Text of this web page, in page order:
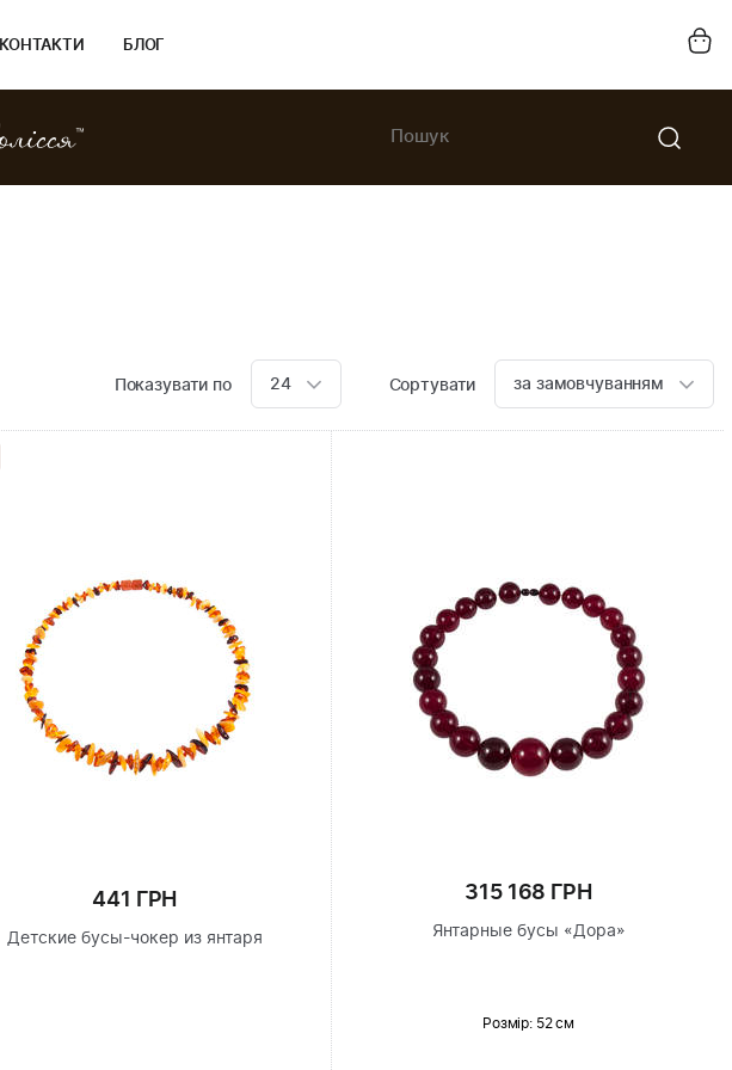
КОНТАКТИ БЛОГ
Показувати по 24 Сортувати за замовчуванням
441 ГРН
Детские бусы-чокер из янтаря
315 168 ГРН
Янтарные бусы «Дора»
Розмір: 52 см